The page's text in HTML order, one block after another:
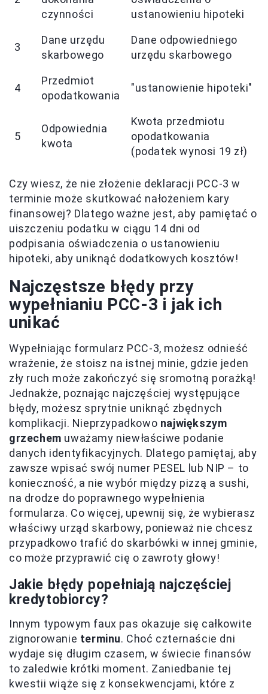
czynności
ustanowieniu hipoteki
3
Dane urzędu
skarbowego
Dane odpowiedniego
urzędu skarbowego
4
Przedmiot
opodatkowania
"ustanowienie hipoteki"
5
Odpowiednia
kwota
Kwota przedmiotu
opodatkowania
(podatek wynosi 19 zł)
Czy wiesz, że nie złożenie deklaracji PCC-3 w
terminie może skutkować nałożeniem kary
finansowej? Dlatego ważne jest, aby pamiętać o
uiszczeniu podatku w ciągu 14 dni od
podpisania oświadczenia o ustanowieniu
hipoteki, aby uniknąć dodatkowych kosztów!
Najczęstsze błędy przy
wypełnianiu PCC-3 i jak ich
unikać
Wypełniając formularz PCC-3, możesz odnieść
wrażenie, że stoisz na istnej minie, gdzie jeden
zły ruch może zakończyć się sromotną porażką!
Jednakże, poznając najczęściej występujące
błędy, możesz sprytnie uniknąć zbędnych
komplikacji. Nieprzypadkowo największym
grzechem uważamy niewłaściwe podanie
danych identyfikacyjnych. Dlatego pamiętaj, aby
zawsze wpisać swój numer PESEL lub NIP – to
konieczność, a nie wybór między pizzą a sushi,
na drodze do poprawnego wypełnienia
formularza. Co więcej, upewnij się, że wybierasz
właściwy urząd skarbowy, ponieważ nie chcesz
przypadkowo trafić do skarbówki w innej gminie,
co może przyprawić cię o zawroty głowy!
Jakie błędy popełniają najczęściej
kredytobiorcy?
Innym typowym faux pas okazuje się całkowite
zignorowanie terminu. Choć czternaście dni
wydaje się długim czasem, w świecie finansów
to zaledwie krótki moment. Zaniedbanie tej
kwestii wiąże się z konsekwencjami, które z